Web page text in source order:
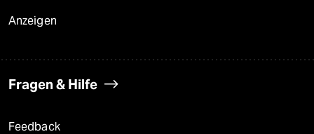
Anzeigen
Fragen & Hilfe
Feedback